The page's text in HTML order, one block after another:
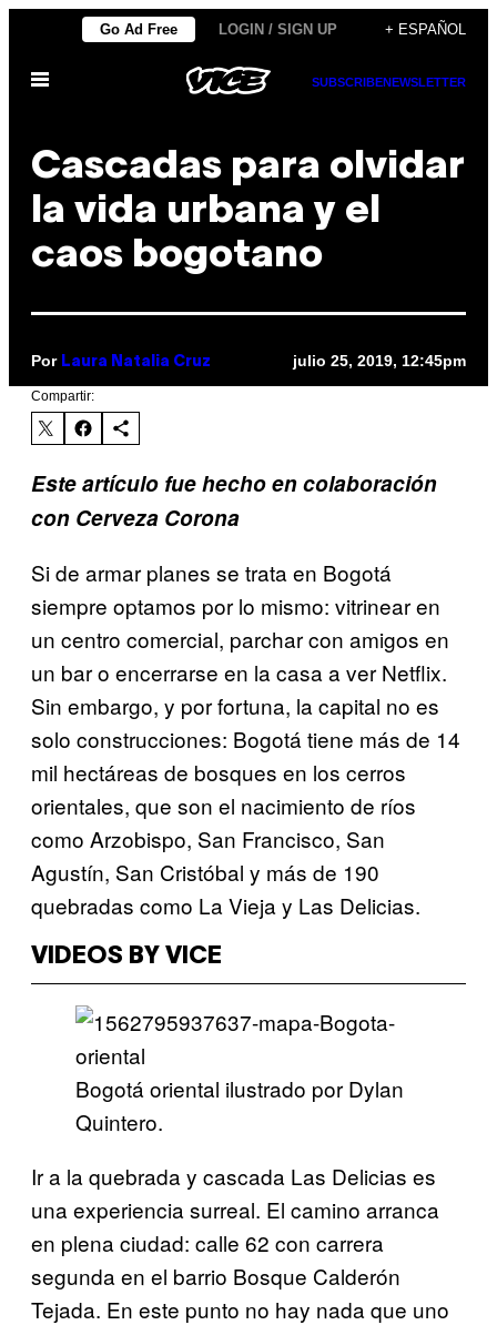
contenido
Go Ad Free LOGIN / SIGN UP + ESPAÑOL
Abrir
SUBSCRIBENEWSLETTER
Cascadas para olvidar
la vida urbana y el
caos bogotano
Por Laura Natalia Cruz julio 25, 2019, 12:45pm
Compartir:
Este artículo fue hecho en colaboración
con Cerveza Corona
Si de armar planes se trata en Bogotá
siempre optamos por lo mismo: vitrinear en
un centro comercial, parchar con amigos en
un bar o encerrarse en la casa a ver Netflix.
Sin embargo, y por fortuna, la capital no es
solo construcciones: Bogotá tiene más de 14
mil hectáreas de bosques en los cerros
orientales, que son el nacimiento de ríos
como Arzobispo, San Francisco, San
Agustín, San Cristóbal y más de 190
quebradas como La Vieja y Las Delicias.
VIDEOS BY VICE
Bogotá oriental ilustrado por Dylan
Quintero.
Ir a la quebrada y cascada Las Delicias es
una experiencia surreal. El camino arranca
en plena ciudad: calle 62 con carrera
segunda en el barrio Bosque Calderón
Tejada. En este punto no hay nada que uno